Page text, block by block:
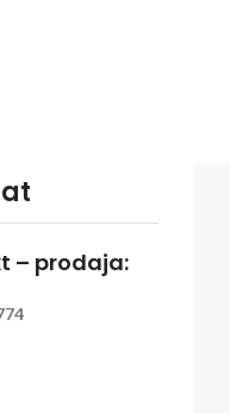
– prodaja: